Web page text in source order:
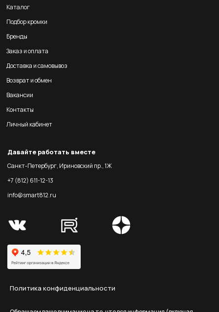
Каталог
Подбор кромки
Бренды
Заказ и оплата
Доставка и самовывоз
Возврат и обмен
Вакансии
Контакты
Личный кабинет
Давайте работать вместе
Санкт-Петербург, Ириновский пр., 1Ж
+7 (812) 611-12-13
info@smart812.ru
Политика конфиденциальности